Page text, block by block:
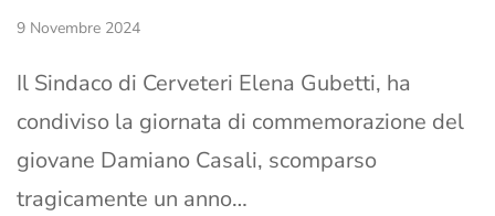
9 Novembre 2024
Il Sindaco di Cerveteri Elena Gubetti, ha
condiviso la giornata di commemorazione del
giovane Damiano Casali, scomparso
tragicamente un anno…